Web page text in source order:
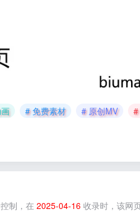
# 免费素材 # 原创MV
制，在 2025-04-16 收录时，该网